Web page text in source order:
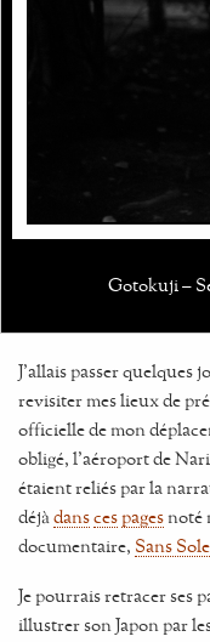
Gotokuji –
J'allais passer quelques
revisiter mes lieux de
officielle de mon
obligé, l'aéroport de
étaient reliés par la
déjàdanscespagesnoté
documentaire, Sans
Je pourrais retracer ses
illustrer son Japon par